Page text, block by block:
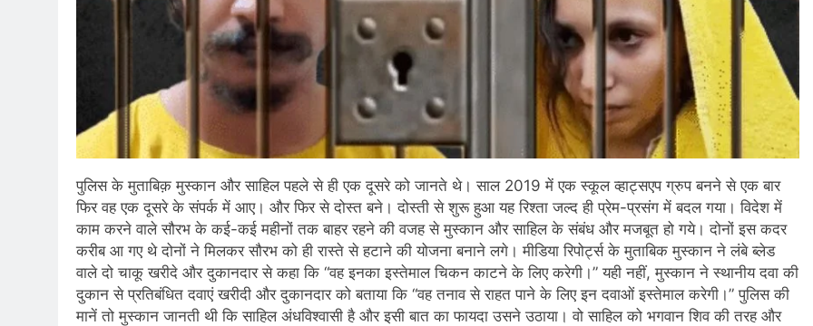
पुलिस के मुताबिक़ मुस्कान और साहिल पहले से ही एक दूसरे को जानते थे। साल 2019 में एक स्कूल व्हाट्सएप ग्रुप बनने से एक बार
फिर वह एक दूसरे के संपर्क में आए। और फिर से दोस्त बने। दोस्ती से शुरू हुआ यह रिश्ता जल्द ही प्रेम-प्रसंग में बदल गया। विदेश में
काम करने वाले सौरभ के कई-कई महीनों तक बाहर रहने की वजह से मुस्कान और साहिल के संबंध और मजबूत हो गये। दोनों इस कदर
करीब आ गए थे दोनों ने मिलकर सौरभ को ही रास्ते से हटाने की योजना बनाने लगे। मीडिया रिपोर्ट्स के मुताबिक मुस्कान ने लंबे ब्लेड
वाले दो चाकू खरीदे और दुकानदार से कहा कि “वह इनका इस्तेमाल चिकन काटने के लिए करेगी।” यही नहीं, मुस्कान ने स्थानीय दवा की
दुकान से प्रतिबंधित दवाएं खरीदी और दुकानदार को बताया कि “वह तनाव से राहत पाने के लिए इन दवाओं इस्तेमाल करेगी।” पुलिस की
मानें तो मुस्कान जानती थी कि साहिल अंधविश्वासी है और इसी बात का फायदा उसने उठाया। वो साहिल को भगवान शिव की तरह और